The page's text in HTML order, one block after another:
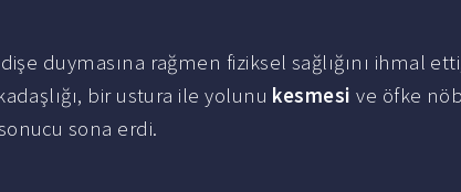
duymasına rağmen fiziksel sağlığını ihmal
bir ustura ile yolunu kesmesi ve öfke
sona erdi.